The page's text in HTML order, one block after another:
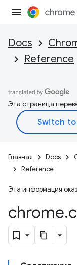
Docs
Reference
Эта страница
Главная Docs
Reference
Эта информация
chrome.